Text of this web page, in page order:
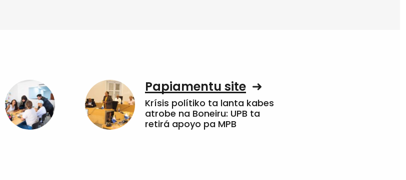
Papiamentu site
Krísis polítiko ta lanta kabes
atrobe na Boneiru: UPB ta
retirá apoyo pa MPB